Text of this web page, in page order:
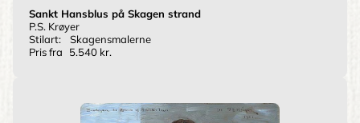
Sankt Hansblus på Skagen strand
P.S. Krøyer
Stilart:
Skagensmalerne
Pris fra
5.540 kr.